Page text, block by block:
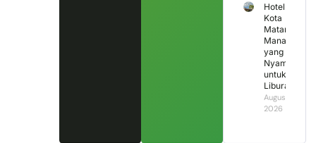
Hotel di
Kota
Mataram
Mana
yang
Nyaman
untuk
Liburan?
August 4,
2026